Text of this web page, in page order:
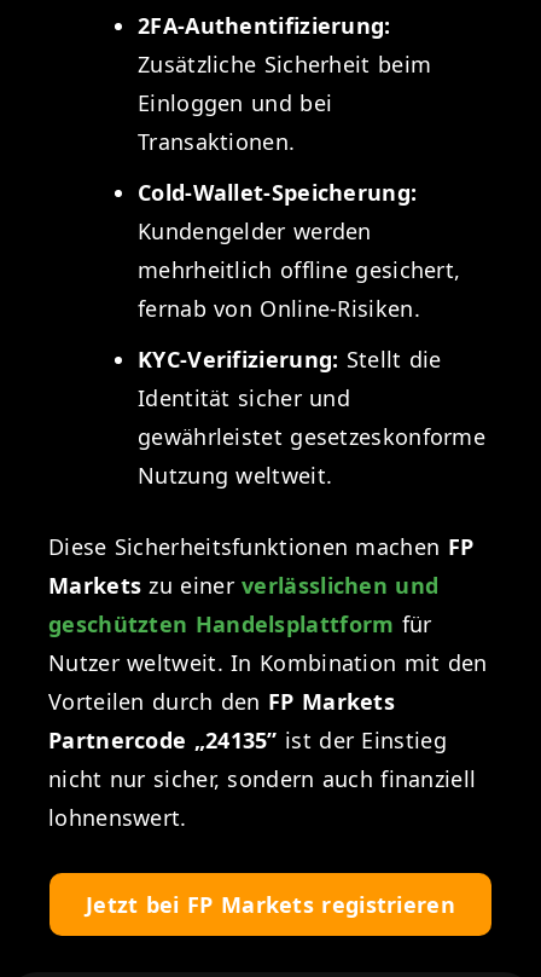
2FA-Authentifizierung:
Zusätzliche Sicherheit beim
Einloggen und bei
Transaktionen.
Cold-Wallet-Speicherung:
Kundengelder werden
mehrheitlich offline gesichert,
fernab von Online-Risiken.
KYC-Verifizierung: Stellt die
Identität sicher und
gewährleistet gesetzeskonforme
Nutzung weltweit.
Diese Sicherheitsfunktionen machen FP
Markets zu einerverlässlichen und
geschützten Handelsplattform für
Nutzer weltweit. In Kombination mit den
Vorteilen durch den FP Markets
Partnercode „24135” ist der Einstieg
nicht nur sicher, sondern auch finanziell
lohnenswert.
Jetzt bei FP Markets registrieren